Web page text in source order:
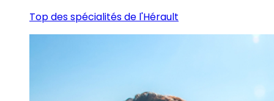
Top des spécialités de l'Hérault